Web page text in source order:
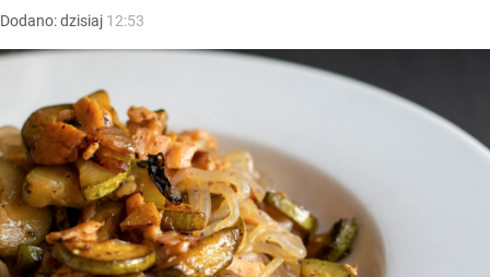
Dodano:dzisiaj 12:53